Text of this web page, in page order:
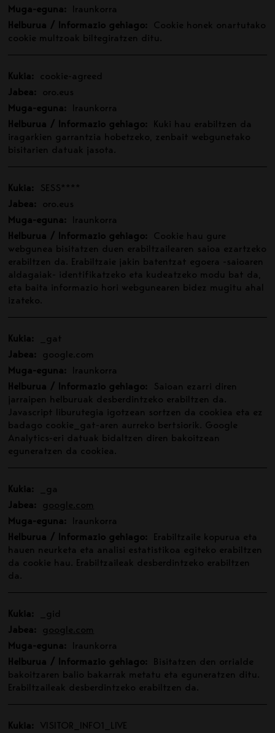
Muga-eguna:
Iraunkorra
Helburua / Informazio gehiago:
Cookie honek onartutako
cookie multzoak biltegiratzen ditu.
Kukia:
cookie-agreed
Jabea:
oro.eus
Muga-eguna:
Iraunkorra
Helburua / Informazio gehiago:
Kuki hau erabiltzen da
iragarkien garrantzia hobetzeko, zenbait webgunetako
bisitarien datuak jasota.
Kukia:
SESS****
Jabea:
oro.eus
Muga-eguna:
Iraunkorra
Helburua / Informazio gehiago:
Cookie hau gure
webgunea bisitatzen duen erabiltzailearen saioa ezartzeko
erabiltzen da. Erabiltzaie jakin batentzat egoera -saioaren
aldagaiak- identifikatzeko eta kudeatzeko modu bat da,
eta baita informazio hori webgunearen bidez mugitu ahal
izateko.
Kukia:
_gat
Jabea:
google.com
Muga-eguna:
Iraunkorra
Helburua / Informazio gehiago:
Saioan ezarri diren
jarraipen helburuak desberdintzeko erabiltzen da.
Javascript liburutegia igotzean sortzen da cookiea eta ez
badago cookie_gat-aren aurreko bertsiorik. Google
Analytics-eri datuak bidaltzen diren bakoitzean
eguneratzen da cookiea.
Kukia:
_ga
Jabea:
google.com
Muga-eguna:
Iraunkorra
Helburua / Informazio gehiago:
Erabiltzaile kopurua eta
hauen neurketa eta analisi estatistikoa egiteko erabiltzen
da cookie hau. Erabiltzaileak desberdintzeko erabiltzen
da.
Kukia:
_gid
Jabea:
google.com
Muga-eguna:
Iraunkorra
Helburua / Informazio gehiago:
Bisitatzen den orrialde
bakoitzaren balio bakarrak metatu eta eguneratzen ditu.
Erabiltzaileak desberdintzeko erabiltzen da.
Kukia:
VISITOR_INFO1_LIVE